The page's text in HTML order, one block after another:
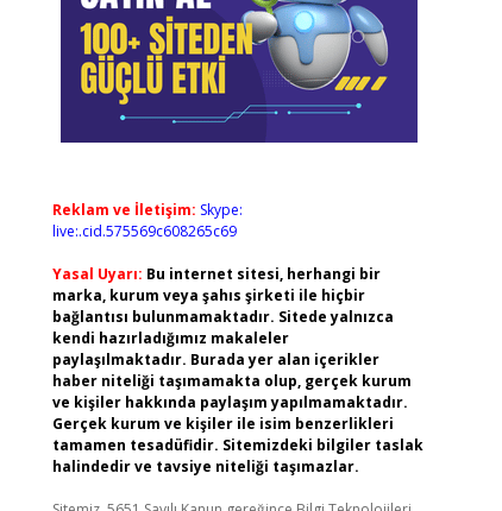
Reklam ve İletişim: Skype:
live:.cid.575569c608265c69
Yasal Uyarı: Bu internet sitesi, herhangi bir
marka, kurum veya şahıs şirketi ile hiçbir
bağlantısı bulunmamaktadır. Sitede yalnızca
kendi hazırladığımız makaleler
paylaşılmaktadır. Burada yer alan içerikler
haber niteliği taşımamakta olup, gerçek kurum
ve kişiler hakkında paylaşım yapılmamaktadır.
Gerçek kurum ve kişiler ile isim benzerlikleri
tamamen tesadüfidir. Sitemizdeki bilgiler taslak
halindedir ve tavsiye niteliği taşımazlar.